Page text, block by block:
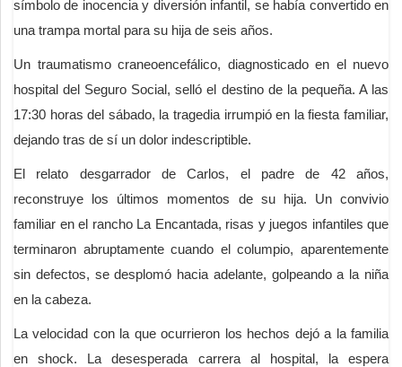
símbolo de inocencia y diversión infantil, se había convertido en
una trampa mortal para su hija de seis años.
Un traumatismo craneoencefálico, diagnosticado en el nuevo
hospital del Seguro Social, selló el destino de la pequeña. A las
17:30 horas del sábado, la tragedia irrumpió en la fiesta familiar,
dejando tras de sí un dolor indescriptible.
El relato desgarrador de Carlos, el padre de 42 años,
reconstruye los últimos momentos de su hija. Un convivio
familiar en el rancho La Encantada, risas y juegos infantiles que
terminaron abruptamente cuando el columpio, aparentemente
sin defectos, se desplomó hacia adelante, golpeando a la niña
en la cabeza.
La velocidad con la que ocurrieron los hechos dejó a la familia
en shock. La desesperada carrera al hospital, la espera